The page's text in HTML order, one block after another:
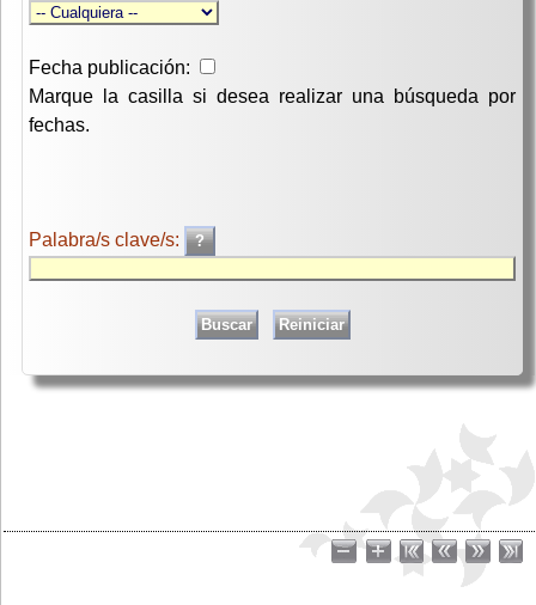
Fecha publicación:
Marque la casilla si desea realizar una búsqueda por
fechas.
Palabra/s clave/s: